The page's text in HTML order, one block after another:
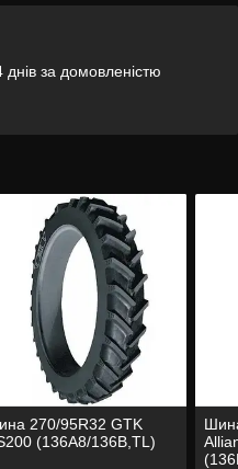
за домовленістю
270/95R32 GTK
(136A8/136B,TL)